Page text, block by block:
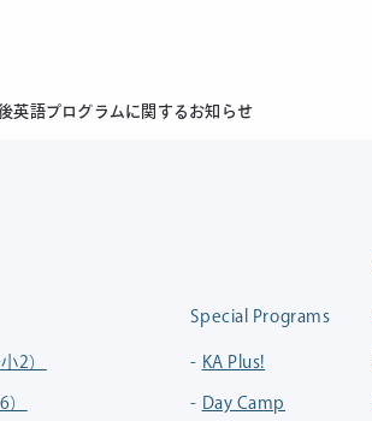
英語プログラムに関するお知らせ
2）
Special Programs
KA Plus!
Day Camp